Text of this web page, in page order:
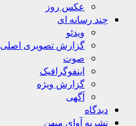
عکس روز
چند رسانه ای
ویدئو
گزارش تصویری اصلی
صوت
اینفوگرافیک
گزارش ویژه
آگهی
دیدگاه
نشریه آوای میهن